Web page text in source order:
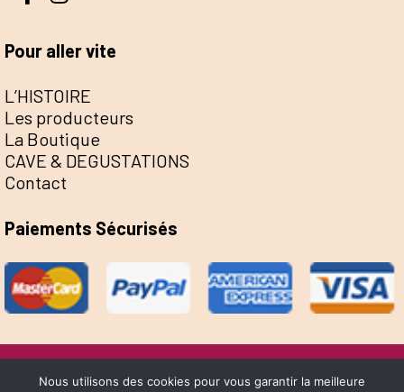
Pour aller vite
L’HISTOIRE
Les producteurs
La Boutique
CAVE & DEGUSTATIONS
Contact
Paiements Sécurisés
@Escale de la Save 2022 - Réalisation Sophie
Nous utilisons des cookies pour vous garantir la meilleure